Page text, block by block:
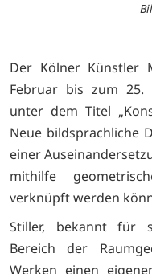
Der Kölner Künstler
Februar bis zum 25.
unter dem Titel
Neue bildsprachliche
einer
mithilfe
verknüpft werden
Stiller, bekannt für
Bereich der
Werken einen